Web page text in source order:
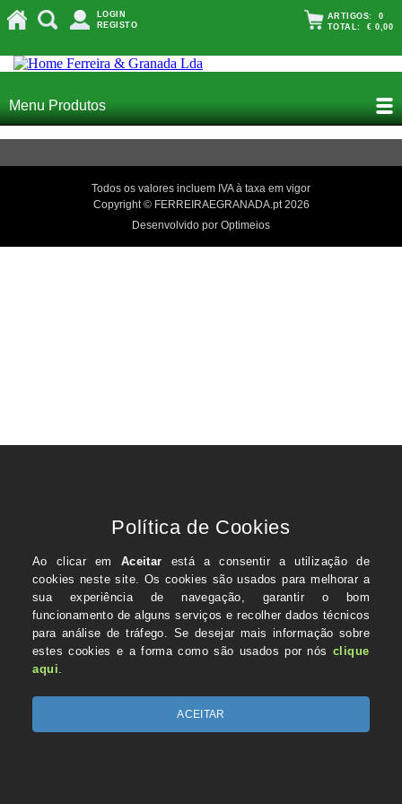
LOGIN
REGISTO
ARTIGOS: 0
TOTAL: € 0,00
Menu Produtos
Todos os valores incluem IVA à taxa em vigor
Copyright © FERREIRAEGRANADA.pt 2026
Desenvolvido por Optimeios